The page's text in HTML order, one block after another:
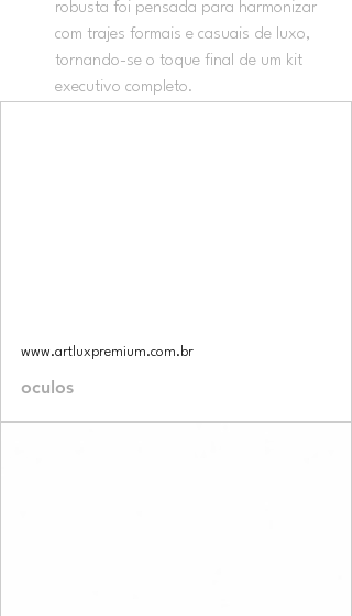
robusta foi pensada para harmonizar
com trajes formais e casuais de luxo,
tornando-se o toque final de um kit
executivo completo.
www.artluxpremium.com.br
oculos